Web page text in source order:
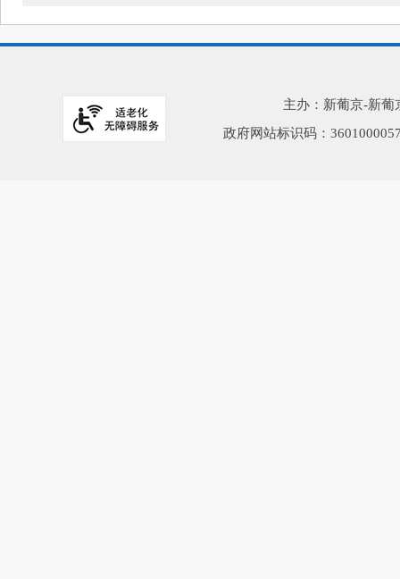
主办：新葡京-新葡
政府网站标识码：